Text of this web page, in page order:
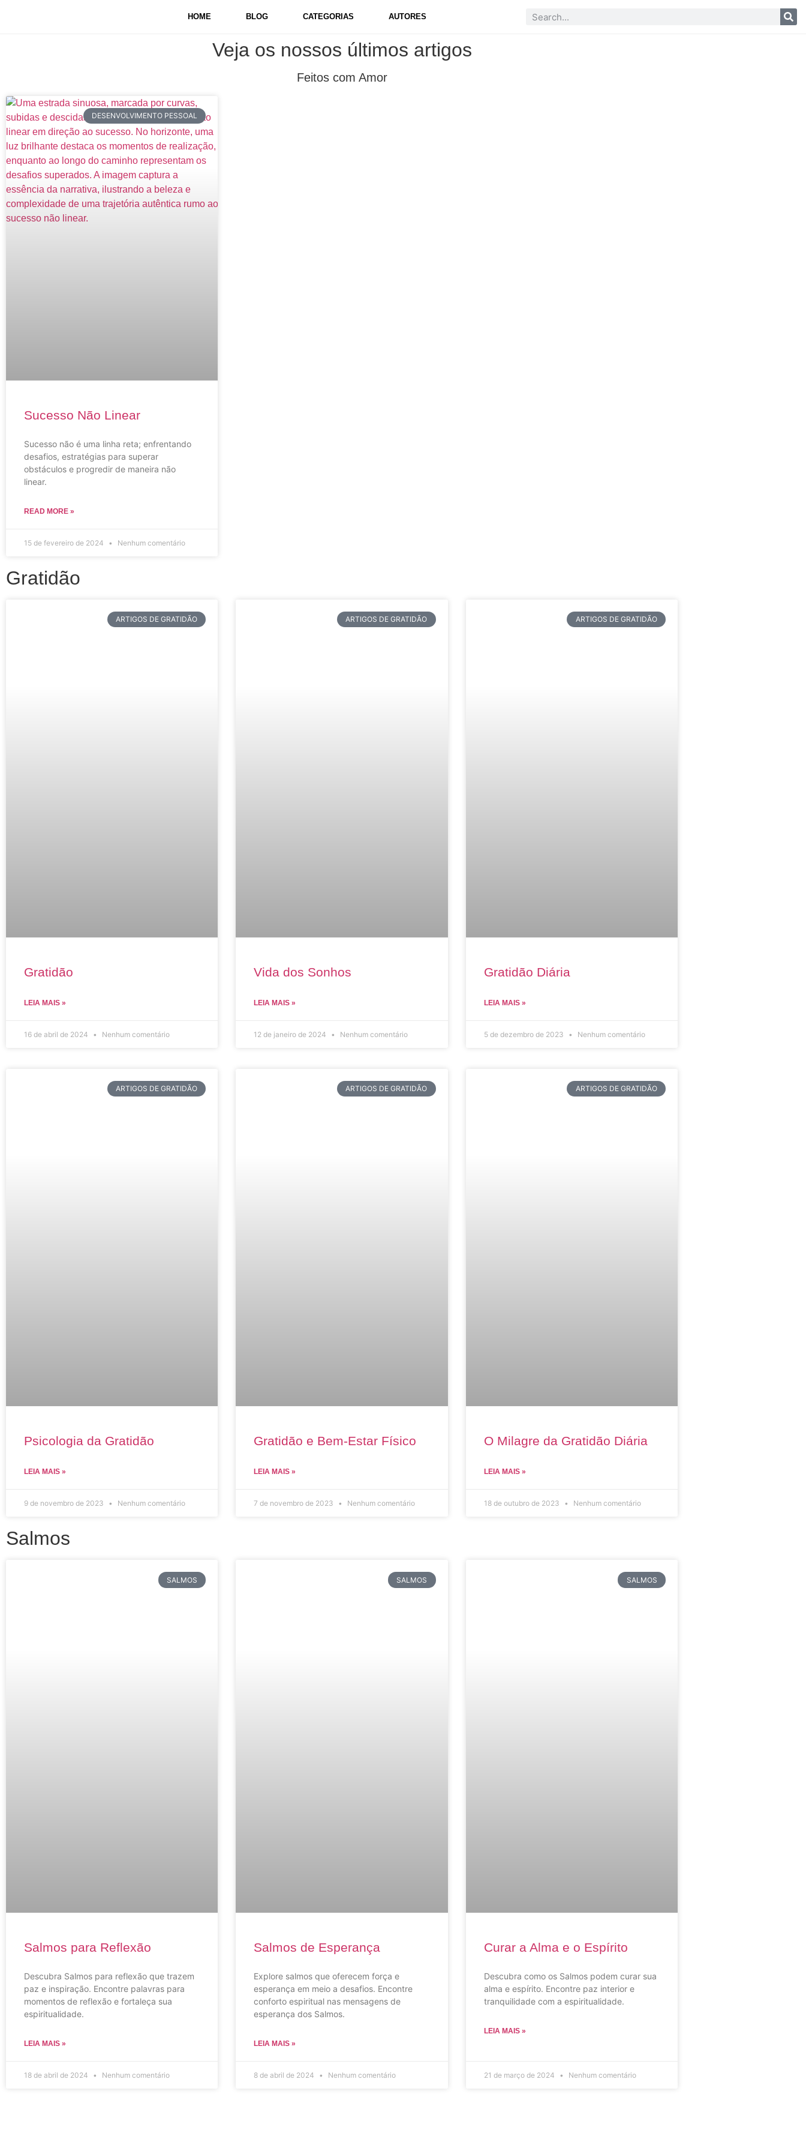
HOME BLOG CATEGORIAS AUTORES
Veja os nossos últimos artigos
Feitos com Amor
DESENVOLVIMENTO PESSOAL
Sucesso Não Linear
Sucesso não é uma linha reta; enfrentando
desafios, estratégias para superar
obstáculos e progredir de maneira não
linear.
READ MORE »
15 de fevereiro de 2024 Nenhum comentário
Gratidão
ARTIGOS DE GRATIDÃO
Gratidão
LEIA MAIS »
16 de abril de 2024 Nenhum comentário
ARTIGOS DE GRATIDÃO
Vida dos Sonhos
LEIA MAIS »
12 de janeiro de 2024 Nenhum comentário
ARTIGOS DE GRATIDÃO
Gratidão Diária
LEIA MAIS »
5 de dezembro de 2023 Nenhum comentário
ARTIGOS DE GRATIDÃO
Psicologia da Gratidão
LEIA MAIS »
9 de novembro de 2023 Nenhum comentário
ARTIGOS DE GRATIDÃO
Gratidão e Bem-Estar Físico
LEIA MAIS »
7 de novembro de 2023 Nenhum comentário
ARTIGOS DE GRATIDÃO
O Milagre da Gratidão Diária
LEIA MAIS »
18 de outubro de 2023 Nenhum comentário
Salmos
SALMOS
Salmos para Reflexão
Descubra Salmos para reflexão que trazem
paz e inspiração. Encontre palavras para
momentos de reflexão e fortaleça sua
espiritualidade.
LEIA MAIS »
18 de abril de 2024 Nenhum comentário
SALMOS
Salmos de Esperança
Explore salmos que oferecem força e
esperança em meio a desafios. Encontre
conforto espiritual nas mensagens de
esperança dos Salmos.
LEIA MAIS »
8 de abril de 2024 Nenhum comentário
SALMOS
Curar a Alma e o Espírito
Descubra como os Salmos podem curar sua
alma e espírito. Encontre paz interior e
tranquilidade com a espiritualidade.
LEIA MAIS »
21 de março de 2024 Nenhum comentário